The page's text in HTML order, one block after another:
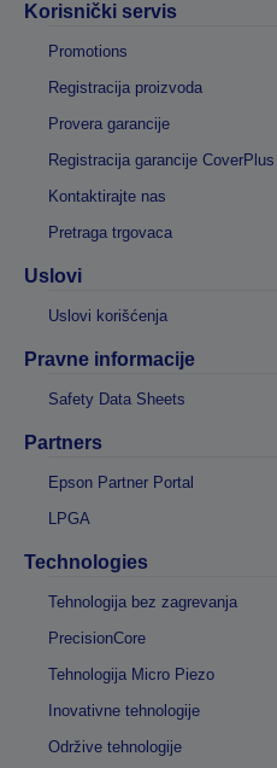
Korisnički servis
Promotions
Registracija proizvoda
Provera garancije
Registracija garancije CoverPlus
Kontaktirajte nas
Pretraga trgovaca
Uslovi
Uslovi korišćenja
Pravne informacije
Safety Data Sheets
Partners
Epson Partner Portal
LPGA
Technologies
Tehnologija bez zagrevanja
PrecisionCore
Tehnologija Micro Piezo
Inovativne tehnologije
Održive tehnologije